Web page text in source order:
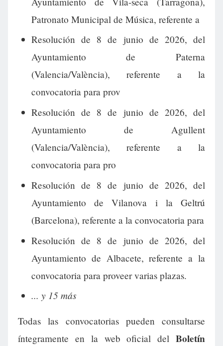
Patronato Municipal de Música, referente a
Resolución de 8 de junio de 2026, del
Ayuntamiento de Paterna
(Valencia/València), referente a la
convocatoria para prov
Resolución de 8 de junio de 2026, del
Ayuntamiento de Agullent
(Valencia/València), referente a la
convocatoria para pro
Resolución de 8 de junio de 2026, del
Ayuntamiento de Vilanova i la Geltrú
(Barcelona), referente a la convocatoria para
Resolución de 8 de junio de 2026, del
Ayuntamiento de Albacete, referente a la
convocatoria para proveer varias plazas.
... y 15 más
Todas las convocatorias pueden consultarse
íntegramente en la web oficial del Boletín